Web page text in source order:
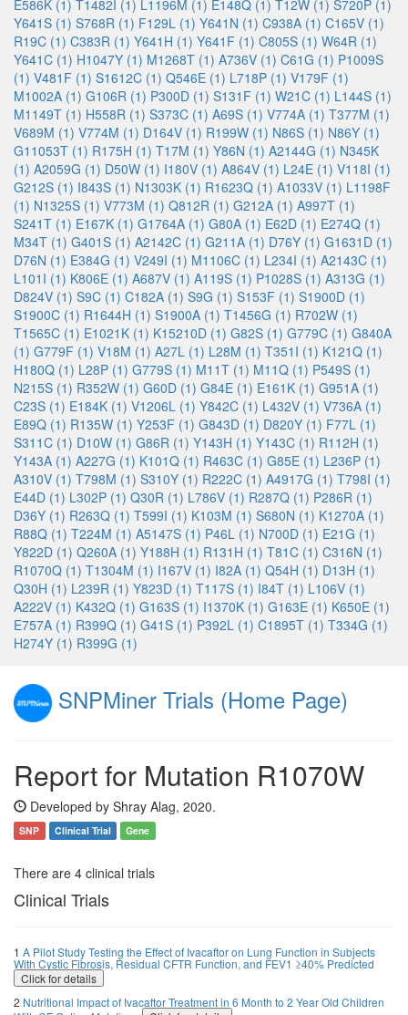
E586K (1) T1482I (1) L1196M (1) E148Q (1) T12W (1) S720P (1)
Y641S (1) S768R (1) F129L (1) Y641N (1) C938A (1) C165V (1)
R19C (1) C383R (1) Y641H (1) Y641F (1) C805S (1) W64R (1)
Y641C (1) H1047Y (1) M1268T (1) A736V (1) C61G (1) P1009S
(1) V481F (1) S1612C (1) Q546E (1) L718P (1) V179F (1)
M1002A (1) G106R (1) P300D (1) S131F (1) W21C (1) L144S (1)
M1149T (1) H558R (1) S373C (1) A69S (1) V774A (1) T377M (1)
V689M (1) V774M (1) D164V (1) R199W (1) N86S (1) N86Y (1)
G11053T (1) R175H (1) T17M (1) Y86N (1) A2144G (1) N345K
(1) A2059G (1) D50W (1) I180V (1) A864V (1) L24E (1) V118I (1)
G212S (1) I843S (1) N1303K (1) R1623Q (1) A1033V (1) L1198F
(1) N1325S (1) V773M (1) Q812R (1) G212A (1) A997T (1)
S241T (1) E167K (1) G1764A (1) G80A (1) E62D (1) E274Q (1)
M34T (1) G401S (1) A2142C (1) G211A (1) D76Y (1) G1631D (1)
D76N (1) E384G (1) V249I (1) M1106C (1) L234I (1) A2143C (1)
L101I (1) K806E (1) A687V (1) A119S (1) P1028S (1) A313G (1)
D824V (1) S9C (1) C182A (1) S9G (1) S153F (1) S1900D (1)
S1900C (1) R1644H (1) S1900A (1) T1456G (1) R702W (1)
T1565C (1) E1021K (1) K15210D (1) G82S (1) G779C (1) G840A
(1) G779F (1) V18M (1) A27L (1) L28M (1) T351I (1) K121Q (1)
H180Q (1) L28P (1) G779S (1) M11T (1) M11Q (1) P549S (1)
N215S (1) R352W (1) G60D (1) G84E (1) E161K (1) G951A (1)
C23S (1) E184K (1) V1206L (1) Y842C (1) L432V (1) V736A (1)
E89Q (1) R135W (1) Y253F (1) G843D (1) D820Y (1) F77L (1)
S311C (1) D10W (1) G86R (1) Y143H (1) Y143C (1) R112H (1)
Y143A (1) A227G (1) K101Q (1) R463C (1) G85E (1) L236P (1)
A310V (1) T798M (1) S310Y (1) R222C (1) A4917G (1) T798I (1)
E44D (1) L302P (1) Q30R (1) L786V (1) R287Q (1) P286R (1)
D36Y (1) R263Q (1) T599I (1) K103M (1) S680N (1) K1270A (1)
R88Q (1) T224M (1) A5147S (1) P46L (1) N700D (1) E21G (1)
Y822D (1) Q260A (1) Y188H (1) R131H (1) T81C (1) C316N (1)
R1070Q (1) T1304M (1) I167V (1) I82A (1) Q54H (1) D13H (1)
Q30H (1) L239R (1) Y823D (1) T117S (1) I84T (1) L106V (1)
A222V (1) K432Q (1) G163S (1) I1370K (1) G163E (1) K650E (1)
E757A (1) R399Q (1) G41S (1) P392L (1) C1895T (1) T334G (1)
H274Y (1) R399G (1)
SNPMiner Trials (Home Page)
Report for Mutation R1070W
Developed by Shray Alag, 2020.
SNP Clinical Trial Gene
There are 4 clinical trials
Clinical Trials
1 A Pilot Study Testing the Effect of Ivacaftor on Lung Function in Subjects
With Cystic Fibrosis, Residual CFTR Function, and FEV1 ≥40% Predicted
Click for details
2 Nutritional Impact of Ivacaftor Treatment in 6 Month to 2 Year Old Children